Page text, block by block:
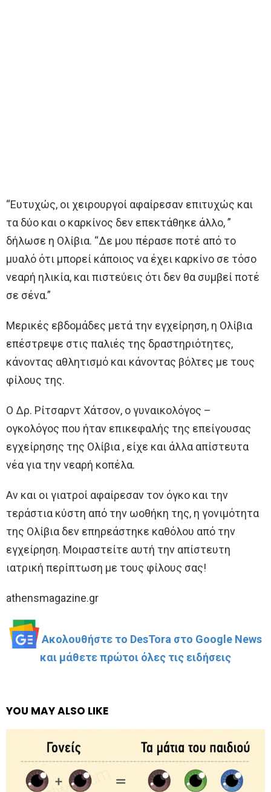
“Ευτυχώς, οι χειρουργοί αφαίρεσαν επιτυχώς και
τα δύο και ο καρκίνος δεν επεκτάθηκε άλλο, ”
δήλωσε η Ολίβια. “Δε μου πέρασε ποτέ από το
μυαλό ότι μπορεί κάποιος να έχει καρκίνο σε τόσο
νεαρή ηλικία, και πιστεύεις ότι δεν θα συμβεί ποτέ
σε σένα.”
Μερικές εβδομάδες μετά την εγχείρηση, η Ολίβια
επέστρεψε στις παλιές της δραστηριότητες,
κάνοντας αθλητισμό και κάνοντας βόλτες με τους
φίλους της.
Ο Δρ. Ρίτσαρντ Χάτσον, ο γυναικολόγος –
ογκολόγος που ήταν επικεφαλής της επείγουσας
εγχείρησης της Ολίβια , είχε και άλλα απίστευτα
νέα για την νεαρή κοπέλα.
Αν και οι γιατροί αφαίρεσαν τον όγκο και την
τεράστια κύστη από την ωοθήκη της, η γονιμότητα
της Ολίβια δεν επηρεάστηκε καθόλου από την
εγχείρηση. Μοιραστείτε αυτή την απίστευτη
ιατρική περίπτωση με τους φίλους σας!
athensmagazine.gr
Ακολουθήστε το DesTora στο Google News
και μάθετε πρώτοι όλες τις ειδήσεις
YOU MAY ALSO LIKE